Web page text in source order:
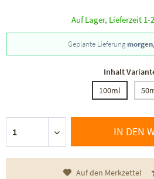
Auf Lager, Lieferzeit 1-
Geplante Lieferung
Inhalt
100ml
IN DEN
Auf den Merkzettel